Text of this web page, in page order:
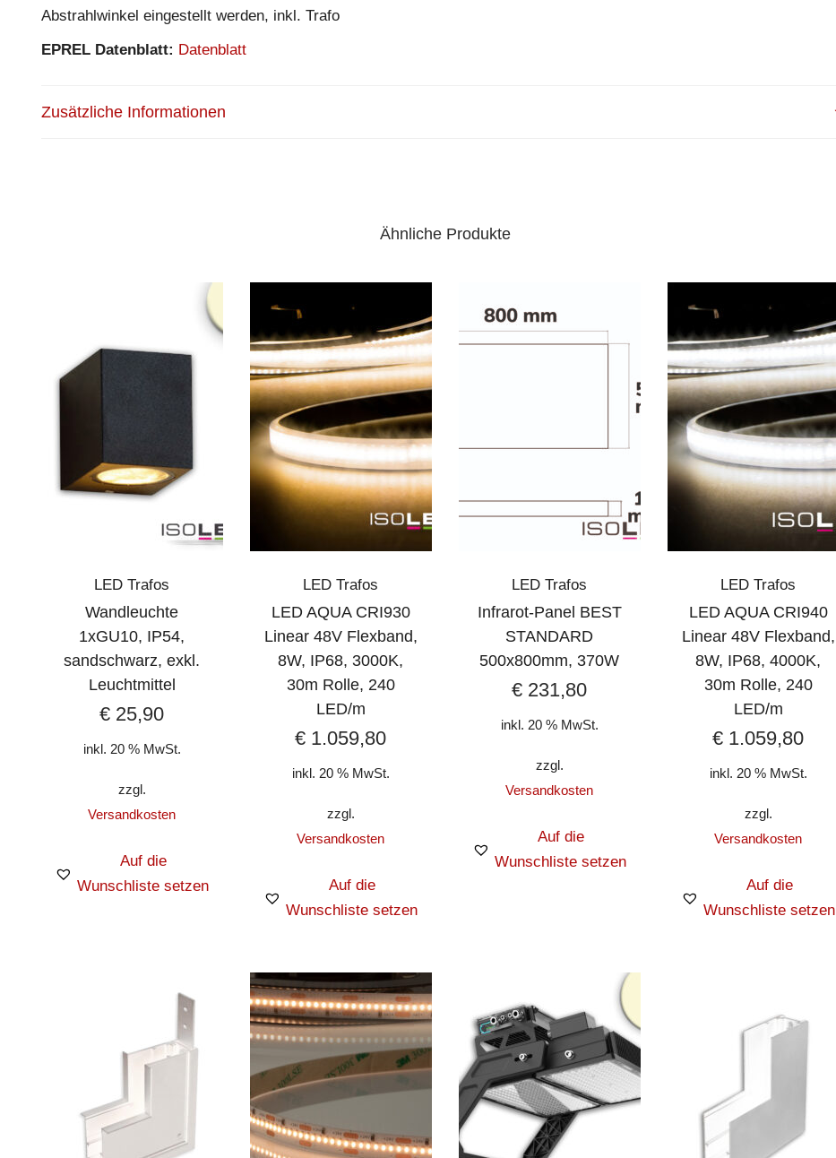
Abstrahlwinkel eingestellt werden, inkl. Trafo
EPREL Datenblatt: Datenblatt
Zusätzliche Informationen
Ähnliche Produkte
LED Trafos
Wandleuchte
1xGU10, IP54,
sandschwarz, exkl.
Leuchtmittel
€ 25,90
inkl. 20 % MwSt.
zzgl.
Versandkosten
Auf die
Wunschliste setzen
LED Trafos
LED AQUA CRI930
Linear 48V Flexband,
8W, IP68, 3000K,
30m Rolle, 240
LED/m
€ 1.059,80
inkl. 20 % MwSt.
zzgl.
Versandkosten
Auf die
Wunschliste setzen
LED Trafos
Infrarot-Panel BEST
STANDARD
500x800mm, 370W
€ 231,80
inkl. 20 % MwSt.
zzgl.
Versandkosten
Auf die
Wunschliste setzen
LED Trafos
LED AQUA CRI940
Linear 48V Flexband,
8W, IP68, 4000K,
30m Rolle, 240
LED/m
€ 1.059,80
inkl. 20 % MwSt.
zzgl.
Versandkosten
Auf die
Wunschliste setzen